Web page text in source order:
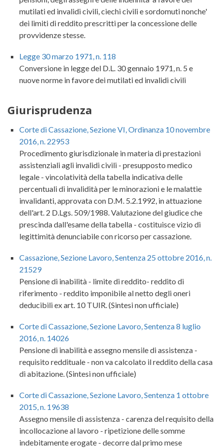
mutilati ed invalidi civili, ciechi civili e sordomuti nonche'
dei limiti di reddito prescritti per la concessione delle
provvidenze stesse.
Legge 30 marzo 1971, n. 118
Conversione in legge del D.L. 30 gennaio 1971, n. 5 e
nuove norme in favore dei mutilati ed invalidi civili
Giurisprudenza
Corte di Cassazione, Sezione VI, Ordinanza 10 novembre
2016, n. 22953
Procedimento giurisdizionale in materia di prestazioni
assistenziali agli invalidi civili - presupposto medico
legale - vincolatività della tabella indicativa delle
percentuali di invalidità per le minorazioni e le malattie
invalidanti, approvata con D.M. 5.2.1992, in attuazione
dell'art. 2 D.Lgs. 509/1988. Valutazione del giudice che
prescinda dall'esame della tabella - costituisce vizio di
legittimità denunciabile con ricorso per cassazione.
Cassazione, Sezione Lavoro, Sentenza 25 ottobre 2016, n.
21529
Pensione di inabilità - limite di reddito- reddito di
riferimento - reddito imponibile al netto degli oneri
deducibili ex art. 10 TUIR. (Sintesi non ufficiale)
Corte di Cassazione, Sezione Lavoro, Sentenza 8 luglio
2016, n. 14026
Pensione di inabilità e assegno mensile di assistenza -
requisito reddituale - non va calcolato il reddito della casa
di abitazione. (Sintesi non ufficiale)
Corte di Cassazione, Sezione Lavoro, Sentenza 1 ottobre
2015, n. 19638
Assegno mensile di assistenza - carenza del requisito della
incollocazione al lavoro - ripetizione delle somme
indebitamente erogate - decorre dal primo mese